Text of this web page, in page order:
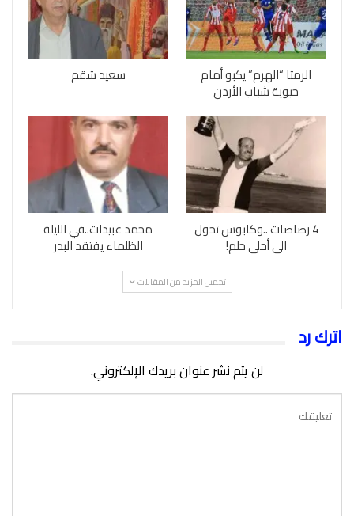
الرمثا “الهرم” يكبو أمام
حيوية شباب الأردن
سعيد شقم
4 رصاصات ..وكابوس تحول
الى أحلى حلم!
محمد عبيدات..في الليلة
الظلماء يفتقد البدر
تحميل المزيد من المقالات
اترك رد
لن يتم نشر عنوان بريدك الإلكتروني.